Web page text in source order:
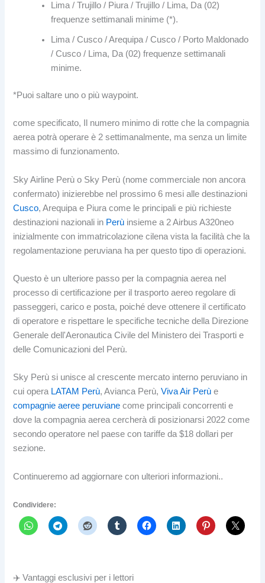
Lima / Trujillo / Piura / Trujillo / Lima, Da (02)
frequenze settimanali minime (*).
Lima / Cusco / Arequipa / Cusco / Porto Maldonado
/ Cusco / Lima, Da (02) frequenze settimanali
minime.
*Puoi saltare uno o più waypoint.
come specificato, Il numero minimo di rotte che la compagnia
aerea potrà operare è 2 settimanalmente, ma senza un limite
massimo di funzionamento.
Sky Airline Perù o Sky Perù (nome commerciale non ancora
confermato) inizierebbe nel prossimo 6 mesi alle destinazioni
Cusco, Arequipa e Piura come le principali e più richieste
destinazioni nazionali in Perù insieme a 2 Airbus A320neo
inizialmente con immatricolazione cilena vista la facilità che la
regolamentazione peruviana ha per questo tipo di operazioni.
Questo è un ulteriore passo per la compagnia aerea nel
processo di certificazione per il trasporto aereo regolare di
passeggeri, carico e posta, poiché deve ottenere il certificato
di operatore e rispettare le specifiche tecniche della Direzione
Generale dell'Aeronautica Civile del Ministero dei Trasporti e
delle Comunicazioni del Perù.
Sky Perù si unisce al crescente mercato interno peruviano in
cui opera LATAM Perù, Avianca Perù,Viva Air Perù e
compagnie aeree peruviane come principali concorrenti e
dove la compagnia aerea cercherà di posizionarsi 2022 come
secondo operatore nel paese con tariffe da $18 dollari per
sezione.
Continueremo ad aggiornare con ulteriori informazioni..
Condividere:
✈️ Vantaggi esclusivi per i lettori